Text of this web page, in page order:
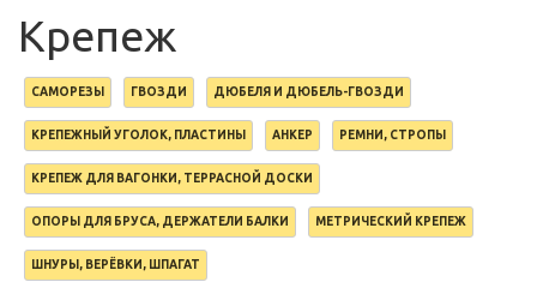
Крепеж
САМОРЕЗЫ ГВОЗДИ ДЮБЕЛЯ И ДЮБЕЛЬ-ГВОЗДИ
КРЕПЕЖНЫЙ УГОЛОК, ПЛАСТИНЫ АНКЕР РЕМНИ, СТРОПЫ
КРЕПЕЖ ДЛЯ ВАГОНКИ, ТЕРРАСНОЙ ДОСКИ
ОПОРЫ ДЛЯ БРУСА, ДЕРЖАТЕЛИ БАЛКИ МЕТРИЧЕСКИЙ КРЕПЕЖ
ШНУРЫ, ВЕРЁВКИ, ШПАГАТ